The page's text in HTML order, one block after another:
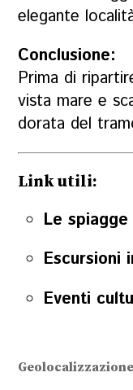
elegante
Conclusione:
Prima di
vista mare e
dorata del
Link utili:
Le
Escursioni
Eventi
Geolocalizzazione